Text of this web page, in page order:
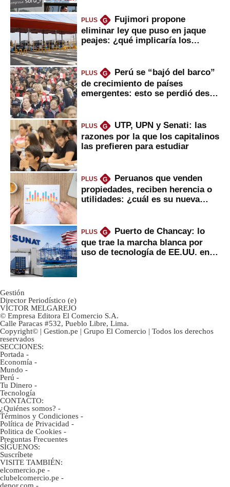
PLUS G
Fujimori propone
eliminar ley que puso en jaque
peajes: ¿qué implicaría los
PLUS G
Perú se “bajó del barco”
de crecimiento de países
emergentes: esto se perdió desde
PLUS G
UTP, UPN y Senati: las
razones por la que los capitalinos
las prefieren para estudiar
PLUS G
Peruanos que venden
propiedades, reciben herencia o
utilidades: ¿cuál es su nueva
PLUS G
Puerto de Chancay: lo
que trae la marcha blanca por
uso de tecnología de EE.UU. en
Gestión
Director Periodístico (e)
VÍCTOR MELGAREJO
© Empresa Editora El Comercio S.A.
Calle Paracas #532, Pueblo Libre, Lima.
Copyright© | Gestion.pe | Grupo El Comercio | Todos los derechos
reservados
SECCIONES:
Portada -
Economía -
Mundo -
Perú -
Tu Dinero -
Tecnología
CONTACTO:
¿Quiénes somos? -
Términos y Condiciones -
Política de Privacidad -
Politica de Cookies -
Preguntas Frecuentes
SÍGUENOS:
Suscríbete
VISITE TAMBIÉN:
elcomercio.pe -
clubelcomercio.pe -